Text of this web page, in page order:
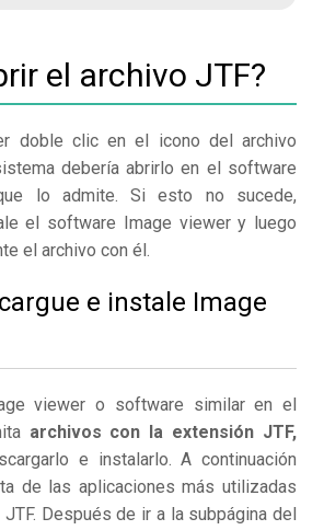
el archivo JTF?
doble clic en el icono del archivo
debería abrirlo en el software
lo admite. Si esto no sucede,
el software Image viewer y luego
el archivo con él.
e instale Image
viewer o software similar en el
archivos con la extensión JTF,
e instalarlo. A continuación
de las aplicaciones más utilizadas
Después de ir a la subpágina del